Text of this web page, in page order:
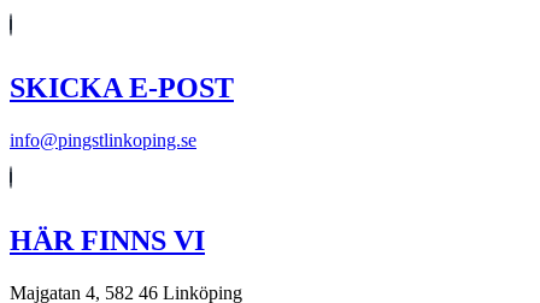
SKICKA E-POST
info@pingstlinkoping.se
HÄR FINNS VI
Majgatan 4, 582 46 Linköping